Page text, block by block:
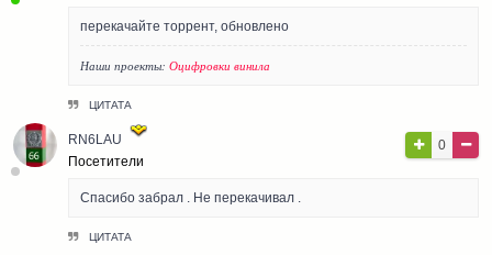
перекачайте торрент, обновлено
Наши проекты: Оцифровки винила
ЦИТАТА
RN6LAU
Посетители
0
Спасибо забрал . Не перекачивал .
ЦИТАТА